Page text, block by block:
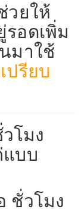
วยให้
อดเพิ่ม
มาใช้
ปรียบ
โมง
แบบ
ชั่วโมง